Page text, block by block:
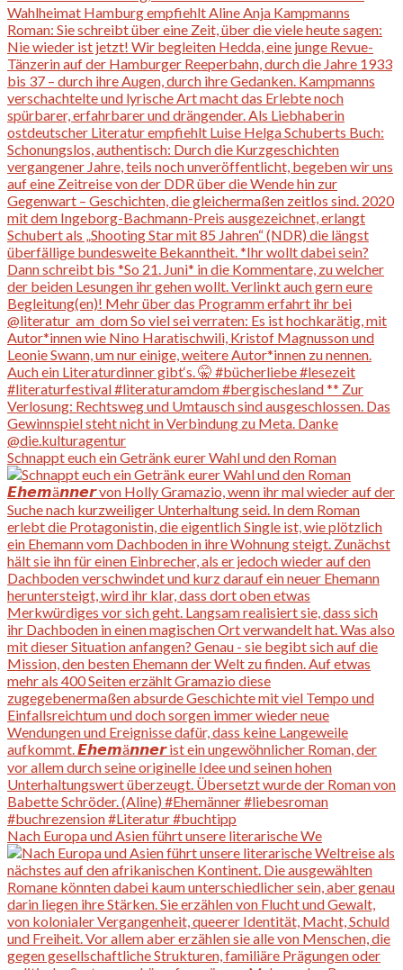
Schnappt euch ein Getränk eurer Wahl und den Roman
Nach Europa und Asien führt unsere literarische We